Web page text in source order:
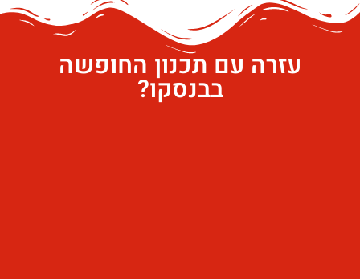
עזרה עם תכנון החופשה
בבנסקו?